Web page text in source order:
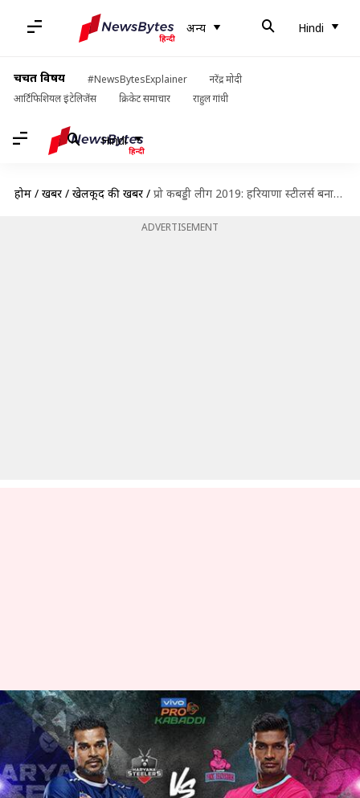
अन्य Hindi
चर्चित विषय #NewsBytesExplainer
नरेंद्र मोदी
आर्टिफिशियल इंटेलिजेंस
क्रिकेट समाचार राहुल गांधी
Hindi
होम / खबरें / खेलकूद की खबरें / प्रो कबड्डी लीग 2019: हरियाणा स्टीलर्स बनाम जयपुर पिंक पैंथर्स मुकाबले का प्रीव्यू और Dream 11
ADVERTISEMENT
प्रो कबड्डी लीग 2019: हरियाणा स्टीलर्स
बनाम जयपुर पिंक पैंथर्स मुकाबले का
प्रीव्यू और Dream 11
लेखन Neeraj Pandey Jul 31, 2019 09:55 am